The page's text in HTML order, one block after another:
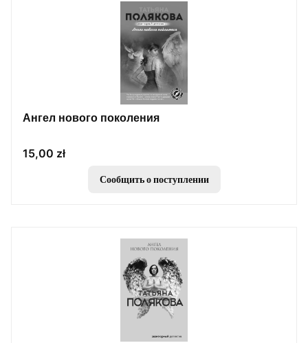
Ангел нового поколения
Цена
15,00 zł
Сообщить о поступлении